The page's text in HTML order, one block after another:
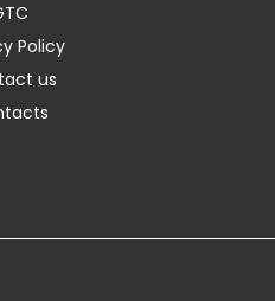
Policy
us